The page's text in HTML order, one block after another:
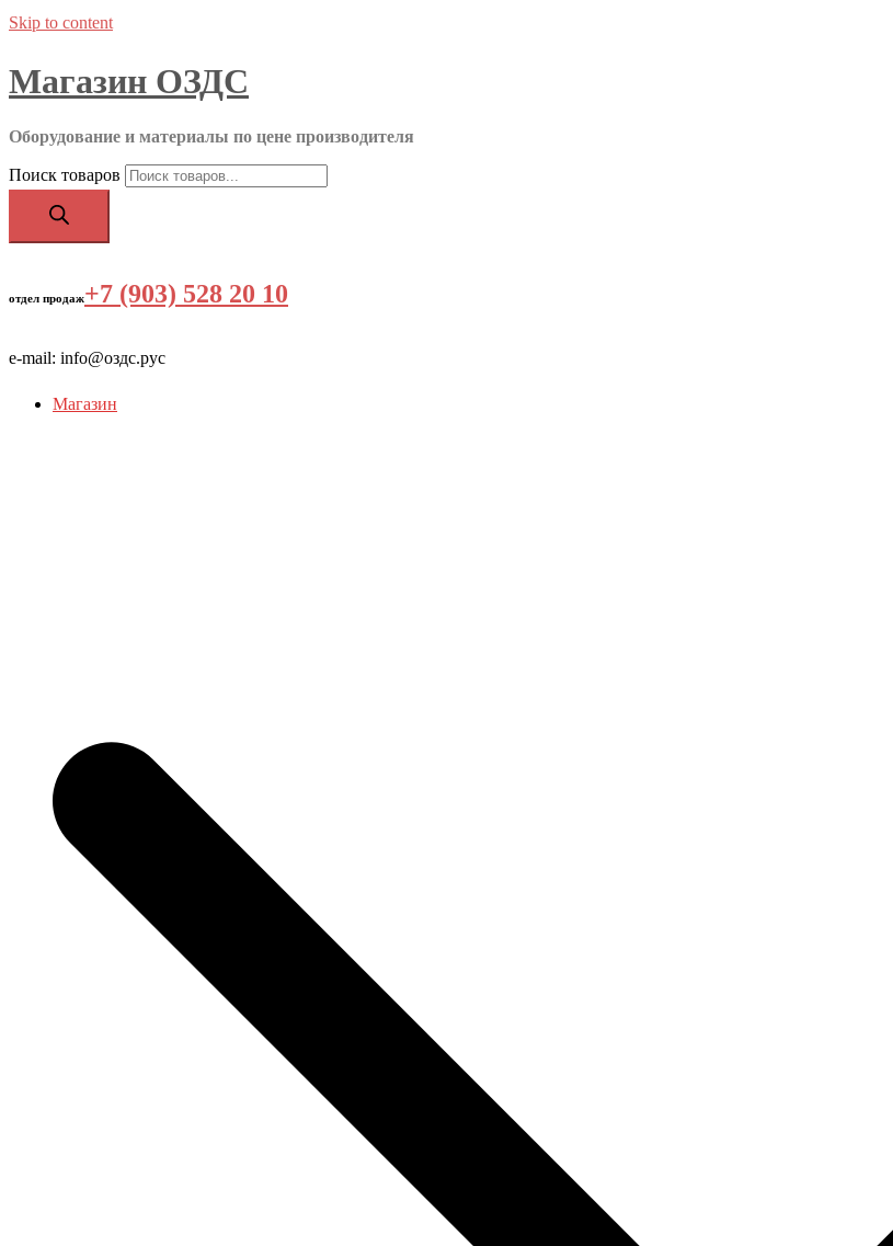
Skip to content
Магазин ОЗДС
Оборудование и материалы по цене производителя
Поиск товаров
отдел продаж+7 (903) 528 20 10
e-mail: info@оздс.рус
Магазин